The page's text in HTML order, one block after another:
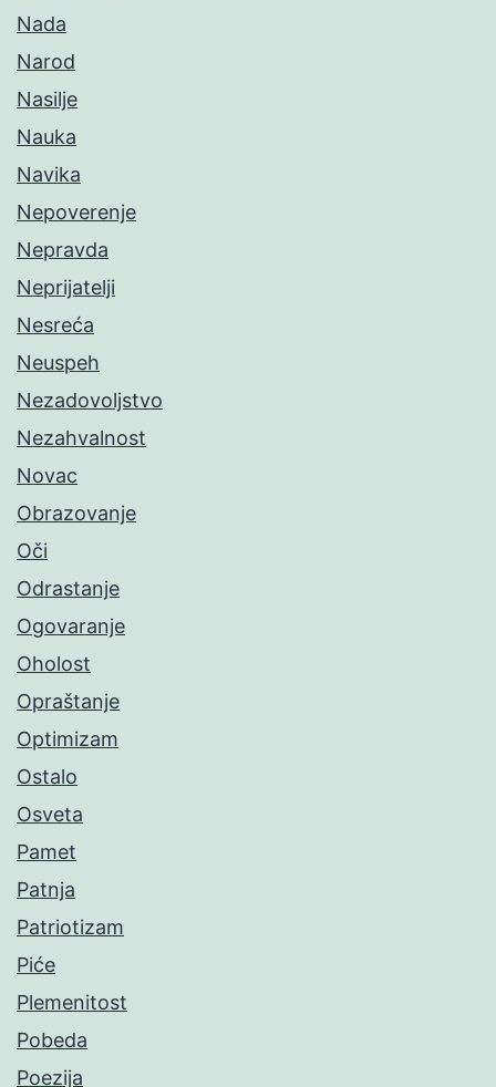
Nada
Narod
Nasilje
Nauka
Navika
Nepoverenje
Nepravda
Neprijatelji
Nesreća
Neuspeh
Nezadovoljstvo
Nezahvalnost
Novac
Obrazovanje
Oči
Odrastanje
Ogovaranje
Oholost
Opraštanje
Optimizam
Ostalo
Osveta
Pamet
Patnja
Patriotizam
Piće
Plemenitost
Pobeda
Poezija